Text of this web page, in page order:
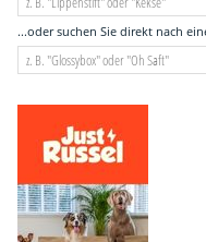
...oder suchen Sie direkt nach